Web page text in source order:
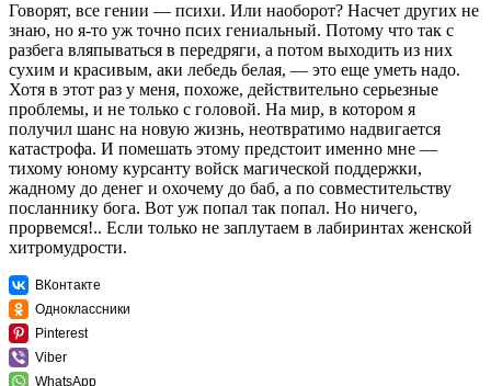
Говорят, все гении — психи. Или наоборот? Насчет других не
знаю, но я-то уж точно псих гениальный. Потому что так с
разбега вляпываться в передряги, а потом выходить из них
сухим и красивым, аки лебедь белая, — это еще уметь надо.
Хотя в этот раз у меня, похоже, действительно серьезные
проблемы, и не только с головой. На мир, в котором я
получил шанс на новую жизнь, неотвратимо надвигается
катастрофа. И помешать этому предстоит именно мне —
тихому юному курсанту войск магической поддержки,
жадному до денег и охочему до баб, а по совместительству
посланнику бога. Вот уж попал так попал. Но ничего,
прорвемся!.. Если только не заплутаем в лабиринтах женской
хитромудрости.
ВКонтакте
Одноклассники
Pinterest
Viber
WhatsApp